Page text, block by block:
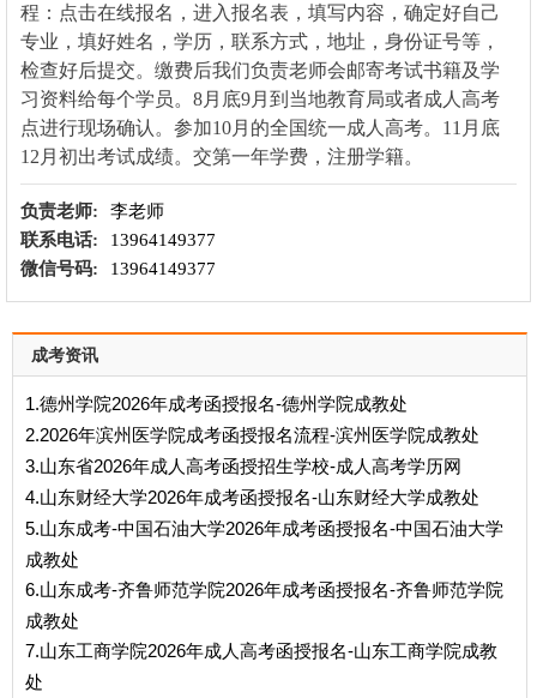
程：点击在线报名，进入报名表，填写内容，确定好自己
专业，填好姓名，学历，联系方式，地址，身份证号等，
检查好后提交。缴费后我们负责老师会邮寄考试书籍及学
习资料给每个学员。8月底9月到当地教育局或者成人高考
点进行现场确认。参加10月的全国统一成人高考。11月底
12月初出考试成绩。交第一年学费，注册学籍。
负责老师:
李老师
联系电话:
13964149377
微信号码:
13964149377
成考资讯
1.德州学院2026年成考函授报名-德州学院成教处
2.2026年滨州医学院成考函授报名流程-滨州医学院成教处
3.山东省2026年成人高考函授招生学校-成人高考学历网
4.山东财经大学2026年成考函授报名-山东财经大学成教处
5.山东成考-中国石油大学2026年成考函授报名-中国石油大学
成教处
6.山东成考-齐鲁师范学院2026年成考函授报名-齐鲁师范学院
成教处
7.山东工商学院2026年成人高考函授报名-山东工商学院成教
处